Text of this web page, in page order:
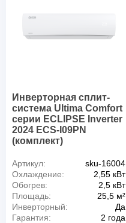
Инверторная сплит-
система Ultima Comfort
серии ECLIPSE Inverter
2024 ECS-I09PN
(комплект)
Артикул:
sku-16004
Охлаждение:
2,55 кВт
Обогрев:
2,5 кВт
Площадь:
25,5 м²
Инверторный:
Да
Гарантия:
2 года